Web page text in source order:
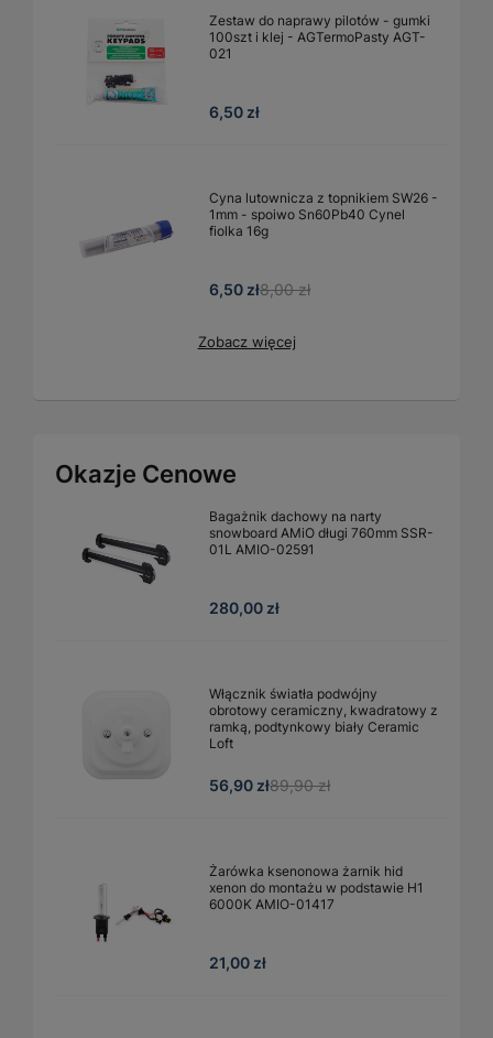
Zestaw do naprawy pilotów - gumki
100szt i klej - AGTermoPasty AGT-
021
6,50 zł
Cyna lutownicza z topnikiem SW26 -
1mm - spoiwo Sn60Pb40 Cynel
fiolka 16g
6,50 zł8,00 zł
Zobacz więcej
Okazje Cenowe
Bagażnik dachowy na narty
snowboard AMiO długi 760mm SSR-
01L AMIO-02591
280,00 zł
Włącznik światła podwójny
obrotowy ceramiczny, kwadratowy z
ramką, podtynkowy biały Ceramic
Loft
56,90 zł89,90 zł
Żarówka ksenonowa żarnik hid
xenon do montażu w podstawie H1
6000K AMIO-01417
21,00 zł